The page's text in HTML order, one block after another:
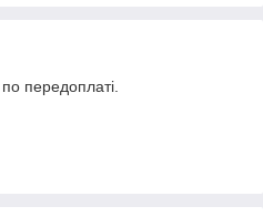
передоплаті.